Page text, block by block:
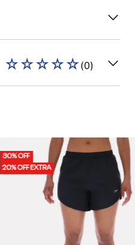
☆☆☆☆☆(0)
30% OFF
20% OFF EXTRA